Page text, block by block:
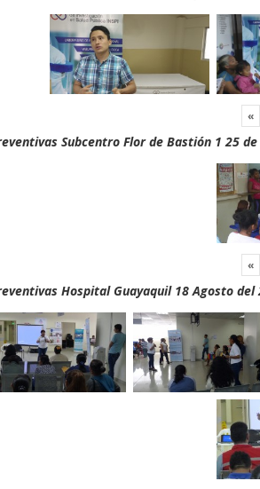
«
Subcentro Flor de Bastión 1 25
«
Hospital Guayaquil 18 Agosto del